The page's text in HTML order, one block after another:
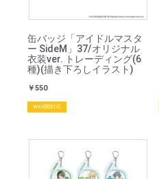
缶バッジ「アイドルマスタ
ー SideM」37/オリジナル
衣装ver. トレーディング(6
種)(描き下ろしイラスト)
￥550
WEB開封式